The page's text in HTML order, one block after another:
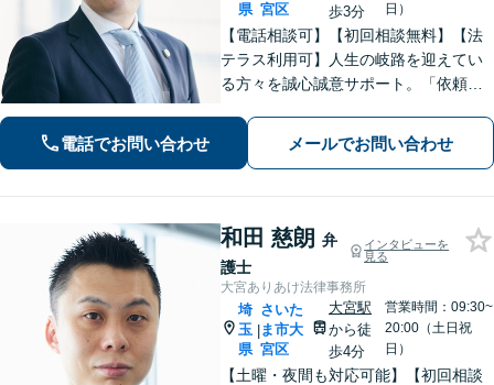
県 宮区
歩3分
日）
【電話相談可】【初回相談無料】【法
テラス利用可】人生の岐路を迎えてい
る方々を誠心誠意サポート。「依頼者
女問題／借金問題／相続／企業法務／
刑事事件／交通事故／労働問題など、
電話でお問い合わせ メールでお問い合わせ
和田 慈朗 弁
護士
インタビューを
見る
大宮ありあけ法律事務所
埼
玉
県
|
さいた
ま市大
宮区
大宮駅
から徒
歩4分
営業時間：09:30~
20:00（土日祝
日）
【土曜・夜間も対応可能】【初回相談